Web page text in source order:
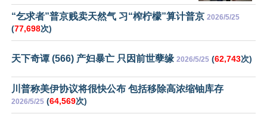
“乞求者”普京贱卖天然气 习“榨柠檬”算计普京 2026/5/25
(77,698次)
天下奇谭 (566) 产妇暴亡 只因前世孽缘 2026/5/25 (62,743次)
川普称美伊协议将很快公布 包括移除高浓缩铀库存
2026/5/25 (64,569次)